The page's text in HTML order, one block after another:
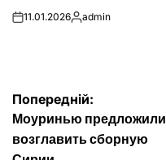
on11.01.2026Опубліковано
admin
Навігація
записів
Попередній:
Моуринью предложили
возглавить сборную